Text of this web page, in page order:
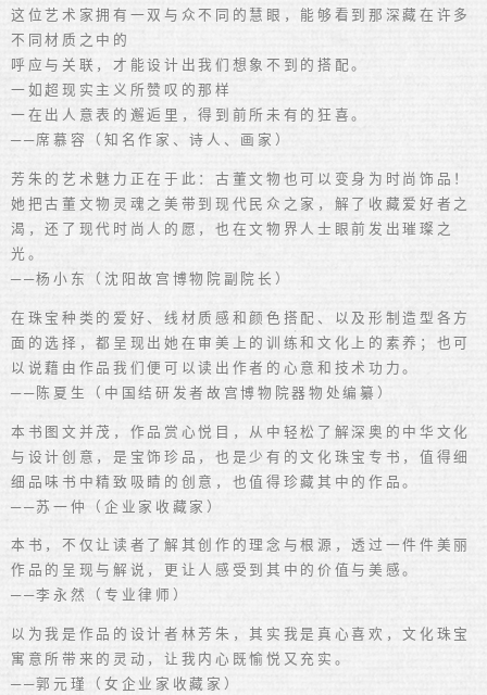
这位艺术家拥有一双与众不同的慧眼，能够看到那深藏在许多
不同材质之中的
呼应与关联，才能设计出我们想象不到的搭配。
一如超现实主义所赞叹的那样
一在出人意表的邂逅里，得到前所未有的狂喜。
──席慕容（知名作家、诗人、画家）
芳朱的艺术魅力正在于此：古董文物也可以变身为时尚饰品！
她把古董文物灵魂之美带到现代民众之家，解了收藏爱好者之
渴，还了现代时尚人的愿，也在文物界人士眼前发出璀璨之
光。
──杨小东（沈阳故宫博物院副院长）
在珠宝种类的爱好、线材质感和颜色搭配、以及形制造型各方
面的选择，都呈现出她在审美上的训练和文化上的素养；也可
以说藉由作品我们便可以读出作者的心意和技术功力。
──陈夏生（中国结研发者故宫博物院器物处编纂）
本书图文并茂，作品赏心悦目，从中轻松了解深奥的中华文化
与设计创意，是宝饰珍品，也是少有的文化珠宝专书，值得细
细品味书中精致吸睛的创意，也值得珍藏其中的作品。
──苏一仲（企业家收藏家）
本书，不仅让读者了解其创作的理念与根源，透过一件件美丽
作品的呈现与解说，更让人感受到其中的价值与美感。
──李永然（专业律师）
以为我是作品的设计者林芳朱，其实我是真心喜欢，文化珠宝
寓意所带来的灵动，让我内心既愉悦又充实。
──郭元瑾（女企业家收藏家）